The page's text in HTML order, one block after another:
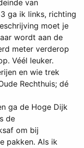
van
ga ik links, richting
moet je
wordt aan de
meter verderop
Véél leuker.
en wie trek
Rechthuis; dé
ga de Hoge Dijk
de
om bij
pakken. Als ik